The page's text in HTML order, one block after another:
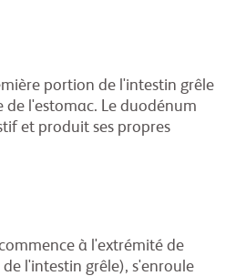
portion de l'intestin grêle
de l'estomac. Le duodénum
et produit ses propres
à l'extrémité de
l'intestin grêle), s'enroule